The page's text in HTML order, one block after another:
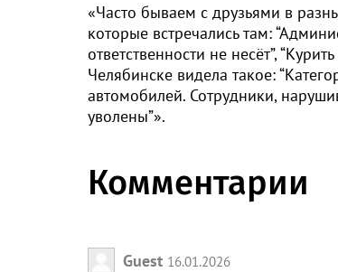
«Часто бываем с друзьями в
которые встречались там:
ответственности не несёт”,
Челябинске видела такое:
автомобилей. Сотрудники,
уволены”».
Комментарии
Guest 16.01.2026